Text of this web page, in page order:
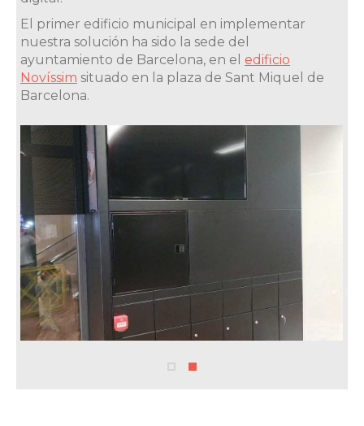
El primer edificio municipal en implementar
nuestra solución ha sido la sede del
ayuntamiento de Barcelona, en el edificio
Novíssim situado en la plaza de Sant Miquel de
Barcelona.